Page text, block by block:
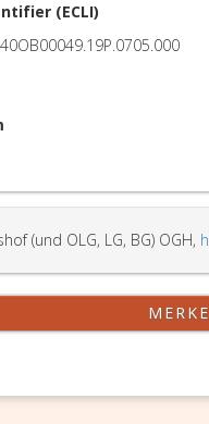
(ECLI)
(und OLG, LG, BG) OGH,